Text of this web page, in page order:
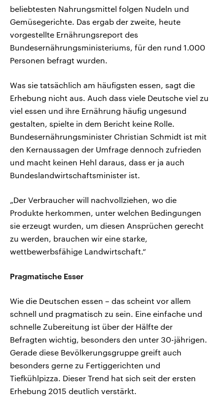
beliebtesten Nahrungsmittel folgen Nudeln und
Gemüsegerichte. Das ergab der zweite, heute
vorgestellte Ernährungsreport des
Bundesernährungsministeriums, für den rund 1.000
Personen befragt wurden.
Was sie tatsächlich am häufigsten essen, sagt die
Erhebung nicht aus. Auch dass viele Deutsche viel zu
viel essen und ihre Ernährung häufig ungesund
gestalten, spielte in dem Bericht keine Rolle.
Bundesernährungsminister Christian Schmidt ist mit
den Kernaussagen der Umfrage dennoch zufrieden
und macht keinen Hehl daraus, dass er ja auch
Bundeslandwirtschaftsminister ist.
„Der Verbraucher will nachvollziehen, wo die
Produkte herkommen, unter welchen Bedingungen
sie erzeugt wurden, um diesen Ansprüchen gerecht
zu werden, brauchen wir eine starke,
wettbewerbsfähige Landwirtschaft.“
Pragmatische Esser
Wie die Deutschen essen – das scheint vor allem
schnell und pragmatisch zu sein. Eine einfache und
schnelle Zubereitung ist über der Hälfte der
Befragten wichtig, besonders den unter 30-jährigen.
Gerade diese Bevölkerungsgruppe greift auch
besonders gerne zu Fertiggerichten und
Tiefkühlpizza. Dieser Trend hat sich seit der ersten
Erhebung 2015 deutlich verstärkt.